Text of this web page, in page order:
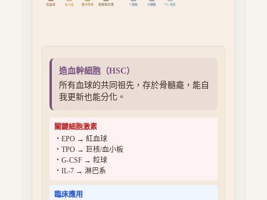
紅血球 血小板 嗜中性球 單核球/巨噬 T 細胞 B 細胞 NK 細胞
造血幹細胞 （HSC）
所有血球的共同祖先，存於骨髓龕，能自
我更新也能分化。
關鍵細胞激素
・EPO → 紅血球
・TPO → 巨核/血小板
・G-CSF → 粒球
・IL-7 → 淋巴系
臨床應用